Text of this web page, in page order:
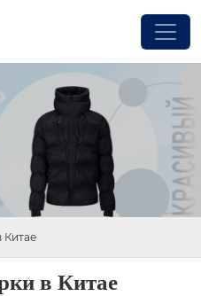
Китае
в Китае